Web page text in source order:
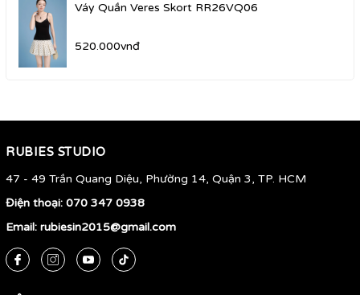
Váy Quần Veres Skort RR26VQ06
520.000vnđ
RUBIES STUDIO
47 - 49 Trần Quang Diệu, Phường 14, Quận 3, TP. HCM
Điện thoại: 070 347 0938
Email: rubiesin2015@gmail.com